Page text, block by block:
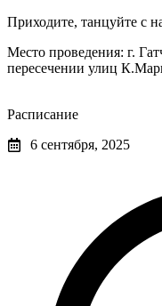
Приходите, танцуйте с
Место проведения: г.
пересечении улиц
Расписание
6 сентября, 2025